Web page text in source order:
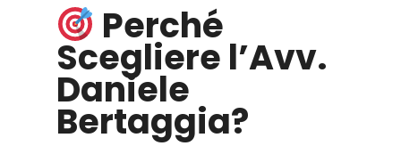
Perché
Scegliere l’Avv.
Daniele
Bertaggia?